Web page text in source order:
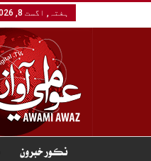
ہفتہ, اگست 8, 2026
نڪور خبرون